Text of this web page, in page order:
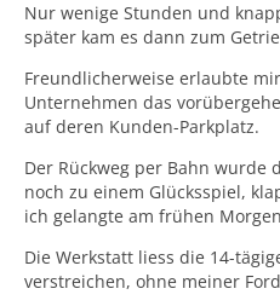
Nur wenige Stunden und
später kam es dann zum
Freundlicherweise erlaubte
Unternehmen das
auf deren Kunden-Parkplatz.
Der Rückweg per Bahn wurde
noch zu einem Glücksspiel,
ich gelangte am frühen
Die Werkstatt liess die 14-
verstreichen, ohne meiner